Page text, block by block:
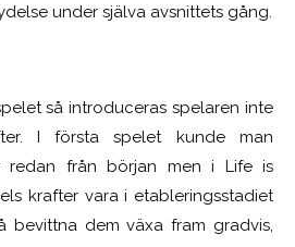
under själva avsnittets gång.
så introduceras spelaren inte
I första spelet kunde man
redan från början men i Life is
krafter vara i etableringsstadiet
bevittna dem växa fram gradvis,